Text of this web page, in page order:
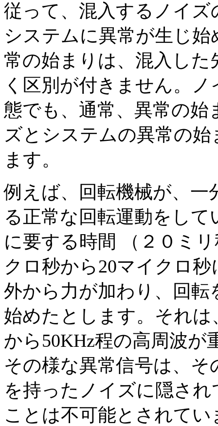
従って、混入するノイ
システムに異常が生じ
常の始まりは、混入し
く区別が付きません。
態でも、通常、異常の
ズとシステムの異常の
ます。
例えば、回転機械が、一
る正常な回転運動をし
に要する時間 （２０ミ
クロ秒から20マイクロ
外から力が加わり、回
始めたとします。それは
から50KHz程の高周波が
その様な異常信号は、
を持ったノイズに隠さ
ことは不可能とされて